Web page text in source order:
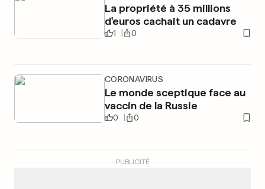
La propriété à 35 millions
d'euros cachait un cadavre
1 0
CORONAVIRUS
Le monde sceptique face au
vaccin de la Russie
0 0
PUBLICITÉ